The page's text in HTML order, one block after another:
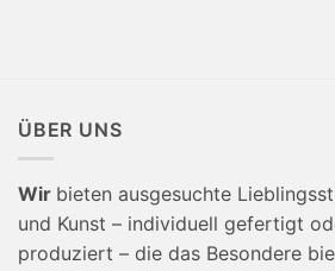
ÜBER UNS
Wir bieten ausgesuchte
und Kunst – individuell gefertigt
produziert – die das Besondere